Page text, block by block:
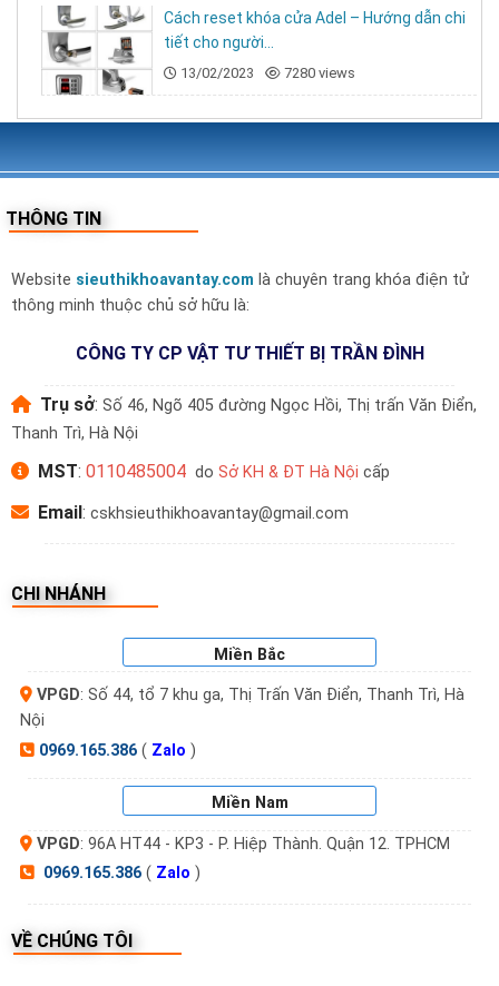
Khoá cửa thông minh PHGLock FP-6021 được
trang bị 4 phương thức mở khoá tiện lợi:
Mở khoá bằng vân tay : 99 vân tay
Mở khoá bằng vân tay chìa khoá cơ: 2 chìa cơ
5. Thông tin nguồn pin sử dụng
khoá vân tayPHGLock FP6021: Sử dụng
pin AAA.
Pin: 4 viên pin AA (tuổi thọ pin từ 6 – 12
phòng qua cổng micro USB)
Cách reset khóa cửa Adel – Hướng dẫn chi
tiết cho người...
13/02/2023 7280 views
THÔNG TIN
Website sieuthikhoavantay.com là chuyên trang khóa điện tử
thông minh thuộc chủ sở hữu là:
CÔNG TY CP VẬT TƯ THIẾT BỊ TRẦN ĐÌNH
Trụ sở: Số 46, Ngõ 405 đường Ngọc Hồi, Thị trấn Văn Điển,
Thanh Trì, Hà Nội
MST: 0110485004do Sở KH & ĐT Hà Nội cấp
Email : cskhsieuthikhoavantay@gmail.com
CHI NHÁNH
Miền Bắc
VPGD: Số 44, tổ 7 khu ga, Thị Trấn Văn Điển, Thanh Trì, Hà
Nội
0969.165.386( Zalo )
Miền Nam
VPGD: 96A HT44 - KP3 - P. Hiệp Thành. Quận 12. TPHCM
0969.165.386( Zalo )
VỀ CHÚNG TÔI